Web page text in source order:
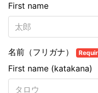
First name
名前（フリガナ）
First name (katakana)